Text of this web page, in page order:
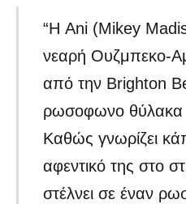
“Η Ani (Mikey
νεαρή Ουζμπεκο-
από την Brighton
ρωσοφωνο θύλακα
Καθώς γνωρίζει
αφεντικό της στο
στέλνει σε έναν